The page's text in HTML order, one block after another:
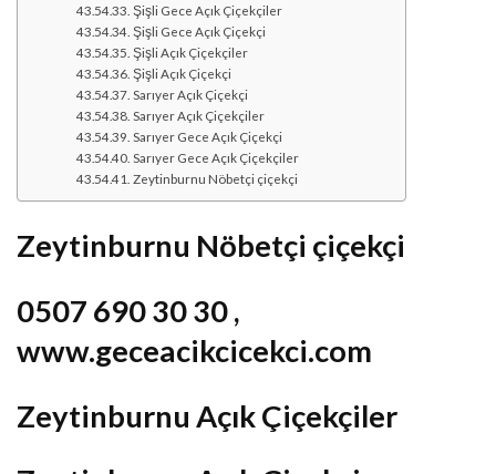
Şişli Gece Açık Çiçekçiler
Şişli Gece Açık Çiçekçi
Şişli Açık Çiçekçiler
Şişli Açık Çiçekçi
Sarıyer Açık Çiçekçi
Sarıyer Açık Çiçekçiler
Sarıyer Gece Açık Çiçekçi
Sarıyer Gece Açık Çiçekçiler
Zeytinburnu Nöbetçi çiçekçi
Zeytinburnu Nöbetçi çiçekçi
0507 690 30 30 ,
www.geceacikcicekci.com
Zeytinburnu Açık Çiçekçiler